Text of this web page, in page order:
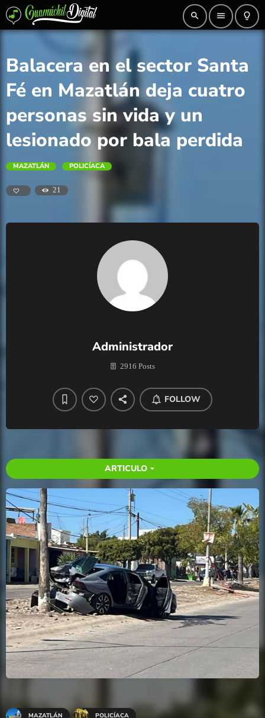
search menu lightbulb_outline
Balacera en el sector Santa
Fé en Mazatlán deja cuatro
personas sin vida y un
lesionado por bala perdida
MAZATLÁN POLICÍACA
21
Administrador
2916 Posts
FOLLOW
ARTICULO arrow_drop_down
MAZATLÁN POLICÍACA